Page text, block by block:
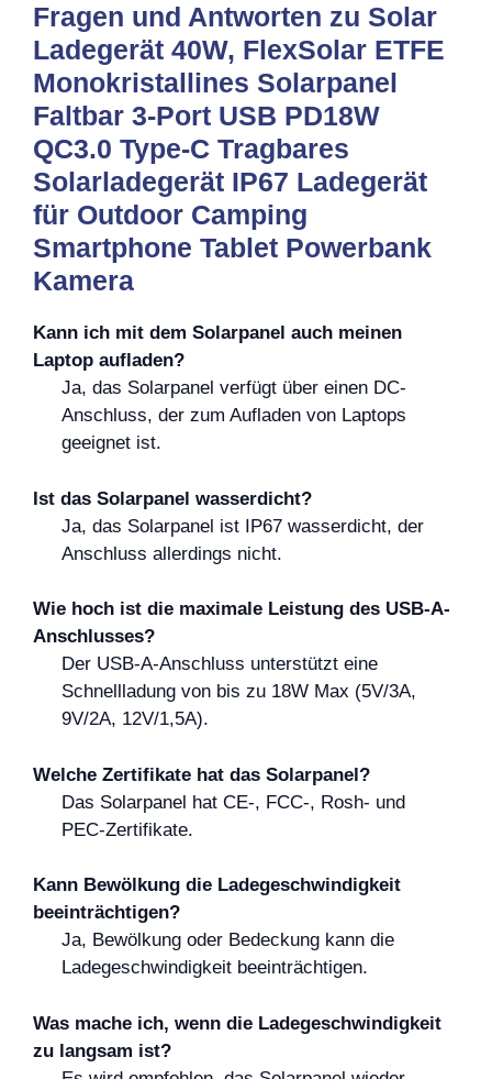
Fragen und Antworten zu Solar
Ladegerät 40W, FlexSolar ETFE
Monokristallines Solarpanel
Faltbar 3-Port USB PD18W
QC3.0 Type-C Tragbares
Solarladegerät IP67 Ladegerät
für Outdoor Camping
Smartphone Tablet Powerbank
Kamera
Kann ich mit dem Solarpanel auch meinen
Laptop aufladen?
Ja, das Solarpanel verfügt über einen DC-
Anschluss, der zum Aufladen von Laptops
geeignet ist.
Ist das Solarpanel wasserdicht?
Ja, das Solarpanel ist IP67 wasserdicht, der
Anschluss allerdings nicht.
Wie hoch ist die maximale Leistung des USB-A-
Anschlusses?
Der USB-A-Anschluss unterstützt eine
Schnellladung von bis zu 18W Max (5V/3A,
9V/2A, 12V/1,5A).
Welche Zertifikate hat das Solarpanel?
Das Solarpanel hat CE-, FCC-, Rosh- und
PEC-Zertifikate.
Kann Bewölkung die Ladegeschwindigkeit
beeinträchtigen?
Ja, Bewölkung oder Bedeckung kann die
Ladegeschwindigkeit beeinträchtigen.
Was mache ich, wenn die Ladegeschwindigkeit
zu langsam ist?